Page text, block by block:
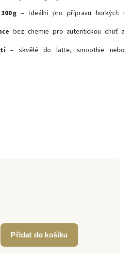
Přidat do košíku
g – ideální pro přípravu horkých i
bez chemie pro autentickou chuť a
– skvělé do latte, smoothie nebo